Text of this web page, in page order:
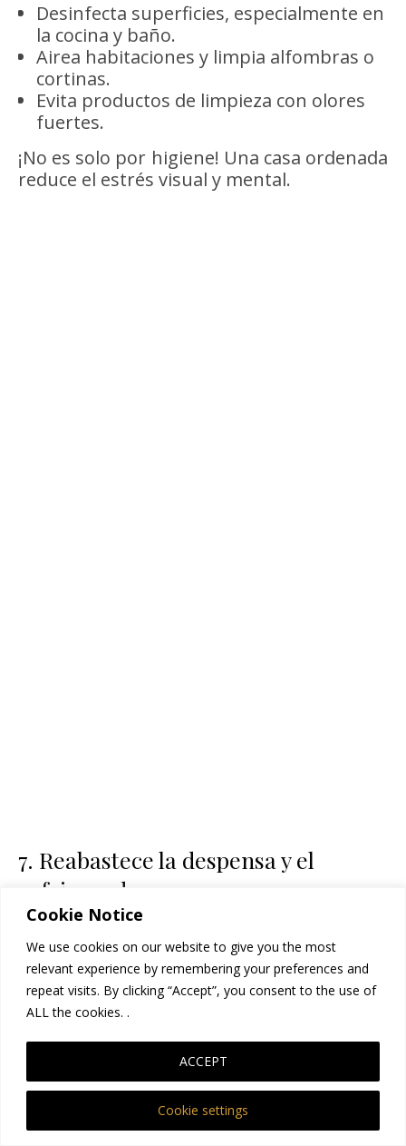
Cookie Notice
We use cookies on our website to give you the most
relevant experience by remembering your preferences and
repeat visits. By clicking “Accept”, you consent to the use of
ALL the cookies. .
Cookie settings
ACCEPT
Desinfecta superficies, especialmente en
la cocina y baño.
Airea habitaciones y limpia alfombras o
cortinas.
Evita productos de limpieza con olores
fuertes.
¡No es solo por higiene! Una casa ordenada
reduce el estrés visual y mental.
7. Reabastece la despensa y el
refrigerador
Haz una limpieza general y luego llena con
alimentos prácticos y nutritivos:
verduras.
Infusiones relajantes o agua de coco.
Snacks energéticos para noches de